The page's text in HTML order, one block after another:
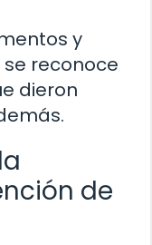
y
reconoce
dieron
de